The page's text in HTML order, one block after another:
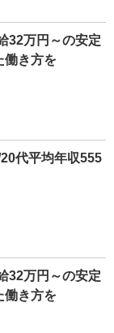
32万円～の安定
働き方を
代平均年収555
32万円～の安定
働き方を